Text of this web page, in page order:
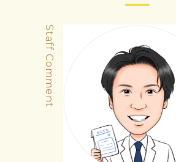
Staff Comment